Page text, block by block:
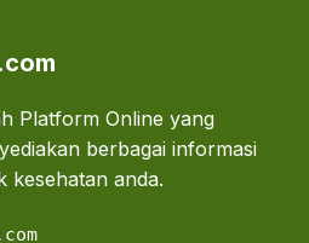
Platform Online yang
berbagai informasi
kesehatan anda.